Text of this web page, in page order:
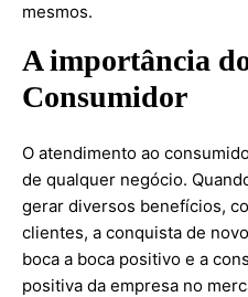
mesmos.
A importância
Consumidor
O atendimento ao
de qualquer negócio.
gerar diversos benefícios,
clientes, a conquista de
boca a boca positivo e a
positiva da empresa no